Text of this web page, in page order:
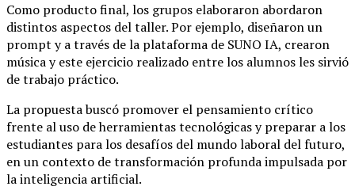
Como producto final, los grupos elaboraron abordaron
distintos aspectos del taller. Por ejemplo, diseñaron un
prompt y a través de la plataforma de SUNO IA, crearon
música y este ejercicio realizado entre los alumnos les sirvió
de trabajo práctico.
La propuesta buscó promover el pensamiento crítico
frente al uso de herramientas tecnológicas y preparar a los
estudiantes para los desafíos del mundo laboral del futuro,
en un contexto de transformación profunda impulsada por
la inteligencia artificial.